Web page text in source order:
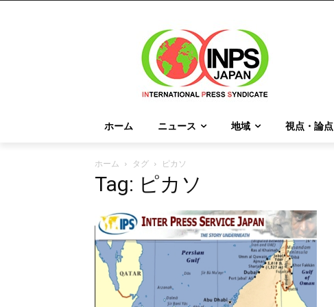
ホーム ニュース 地域 視点・論点
ホーム タグ ピカソ
Tag: ピカソ